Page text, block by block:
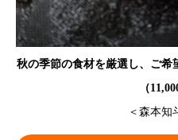
秋の季節の食材を厳選し、ご希
（
＜森本知